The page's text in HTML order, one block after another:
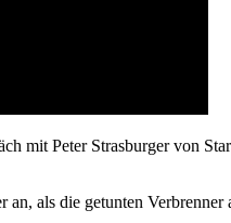
mit Peter Strasburger von
als die getunten Verbrenner